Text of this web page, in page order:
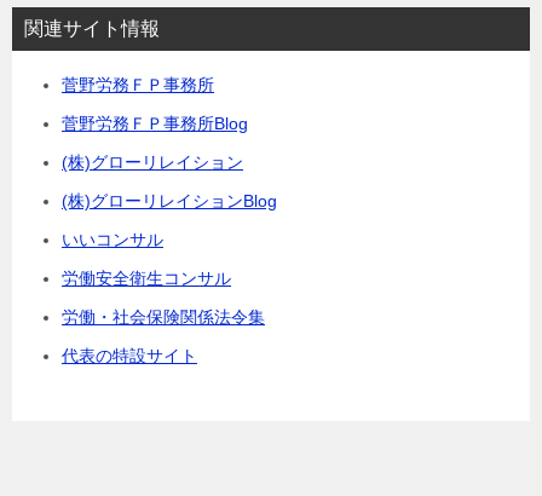
関連サイト情報
菅野労務ＦＰ事務所
菅野労務ＦＰ事務所Blog
(株)グローリレイション
(株)グローリレイションBlog
いいコンサル
労働安全衛生コンサル
労働・社会保険関係法令集
代表の特設サイト